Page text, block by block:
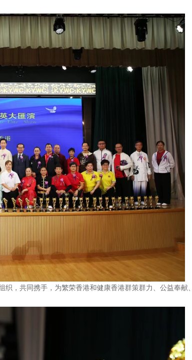
，共同携手，为繁荣香港和健康香港群策群力、公益奉献